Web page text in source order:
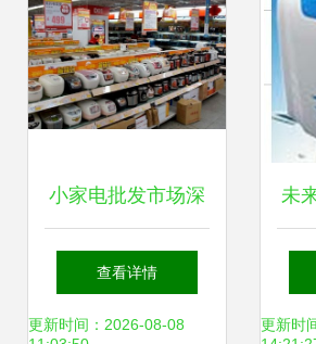
小家电批发市场深
度解析 价格、品种
与购买全攻略
查看详情
更新时间：2026-08-08
未
机”
更新时